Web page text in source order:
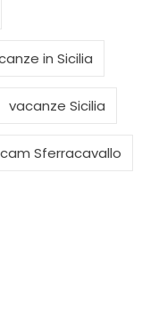
in Sicilia
vacanze Sicilia
Sferracavallo